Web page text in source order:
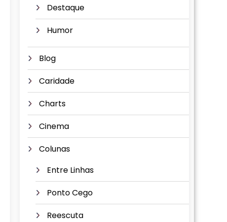
Destaque
Humor
Blog
Caridade
Charts
Cinema
Colunas
Entre Linhas
Ponto Cego
Reescuta